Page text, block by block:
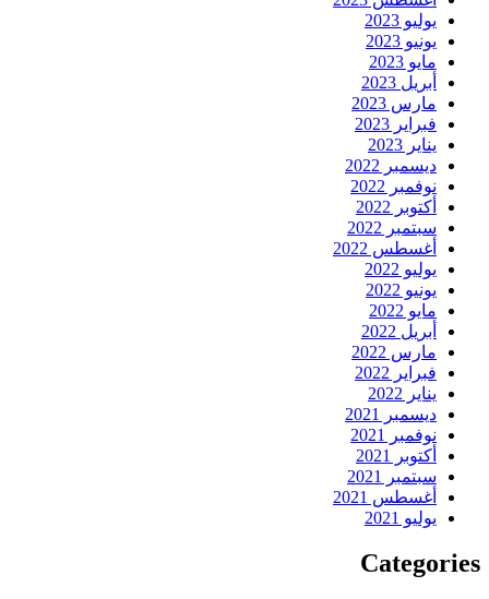
يوليو 2023
يونيو 2023
مايو 2023
أبريل 2023
مارس 2023
فبراير 2023
يناير 2023
ديسمبر 2022
نوفمبر 2022
أكتوبر 2022
سبتمبر 2022
أغسطس 2022
يوليو 2022
يونيو 2022
مايو 2022
أبريل 2022
مارس 2022
فبراير 2022
يناير 2022
ديسمبر 2021
نوفمبر 2021
أكتوبر 2021
سبتمبر 2021
أغسطس 2021
يوليو 2021
Categories